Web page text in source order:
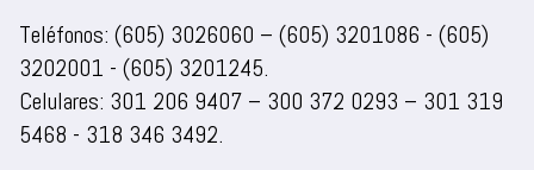
Teléfonos: (605) 3026060 – (605) 3201086 - (605)
3202001 - (605) 3201245.
Celulares: 301 206 9407 – 300 372 0293 – 301 319
5468 - 318 346 3492.